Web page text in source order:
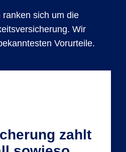
ranken sich um die
Wir
Vorurteile.
zahlt